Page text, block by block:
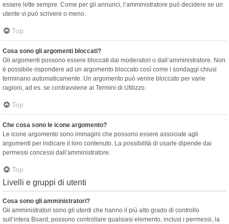
essere lette sempre. Come per gli annunci, l’amministratore può decidere se un
utente vi può scrivere o meno.
Top
Cosa sono gli argomenti bloccati?
Gli argomenti possono essere bloccati dai moderatori o dall’amministratore. Non
è possibile rispondere ad un argomento bloccato così come i sondaggi chiusi
terminano automaticamente. Un argomento può venire bloccato per varie
ragioni, ad es. se contravviene ai Termini di Utilizzo.
Top
Che cosa sono le icone argomento?
Le icone argomento sono immagini che possono essere associate agli
argomenti per indicare il loro contenuto. La possibilità di usarle dipende dai
permessi concessi dall’amministratore.
Top
Livelli e gruppi di utenti
Cosa sono gli amministratori?
Gli amministratori sono gli utenti che hanno il più alto grado di controllo
sull’intera Board; possono controllare qualsiasi elemento, inclusi i permessi, la